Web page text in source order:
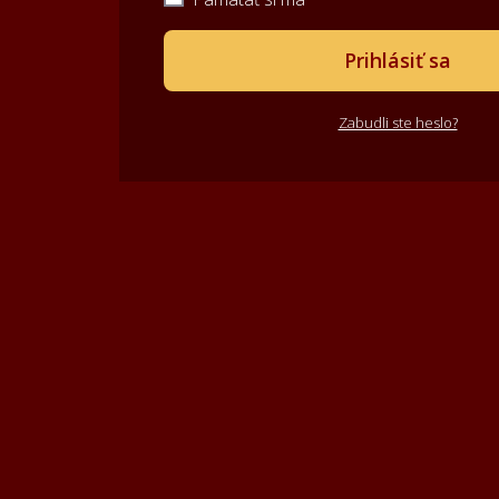
Prihlásiť sa
Zabudli ste heslo?